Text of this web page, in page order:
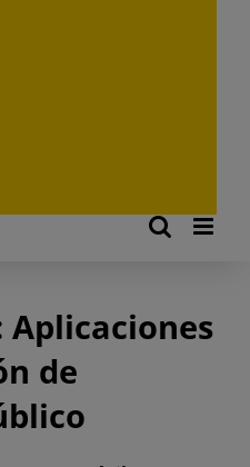
de